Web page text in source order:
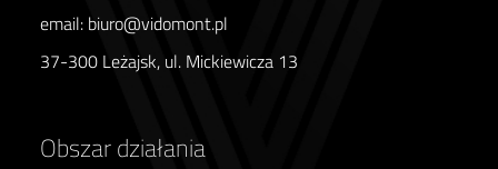
email: biuro@vidomont.pl
37-300 Leżajsk, ul. Mickiewicza 13
Obszar działania